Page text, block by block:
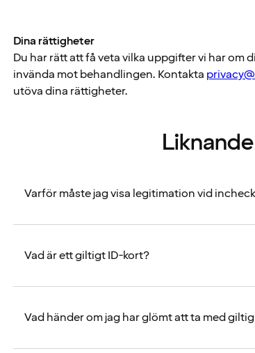
Dina rättigheter
Du har rätt att få veta vilka uppgifter vi har om
invända mot behandlingen. Kontakta
utöva dina rättigheter.
Varför måste jag visa legitimation vid
Vad är ett giltigt ID-kort?
Vad händer om jag har glömt att ta med